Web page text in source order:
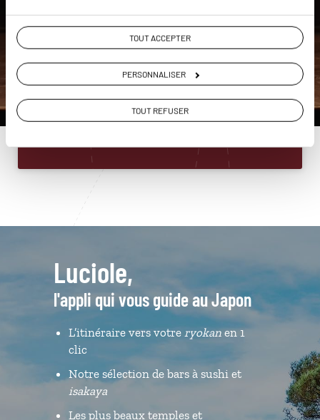
TOUT ACCEPTER
PERSONNALISER
TOUT REFUSER
ou
Construisez votre voyage avec un spécialiste Japon
01 86 95 65 28
Luciole,
l'appli qui vous guide au Japon
L’itinéraire vers votre ryokanen 1
clic
Notre sélection de bars à sushi et
isakaya
Les plus beaux temples et